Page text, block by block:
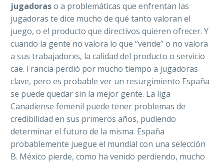
jugadoraso a problemáticas que enfrentan las
jugadoras te dice mucho de qué tanto valoran el
juego, o el producto que directivos quieren ofrecer. Y
cuando la gente no valora lo que “vende” o no valora
a sus trabajadorxs, la calidad del producto o servicio
cae. Francia perdió por mucho tiempo a jugadoras
clave, pero es probable ver un resurgimiento España
se puede quedar sin la mejor gente. La liga
Canadiense femenil puede tener problemas de
credibilidad en sus primeros años, pudiendo
determinar el futuro de la misma. España
probablemente juegue el mundial con una selección
B. México pierde, como ha venido perdiendo, mucho